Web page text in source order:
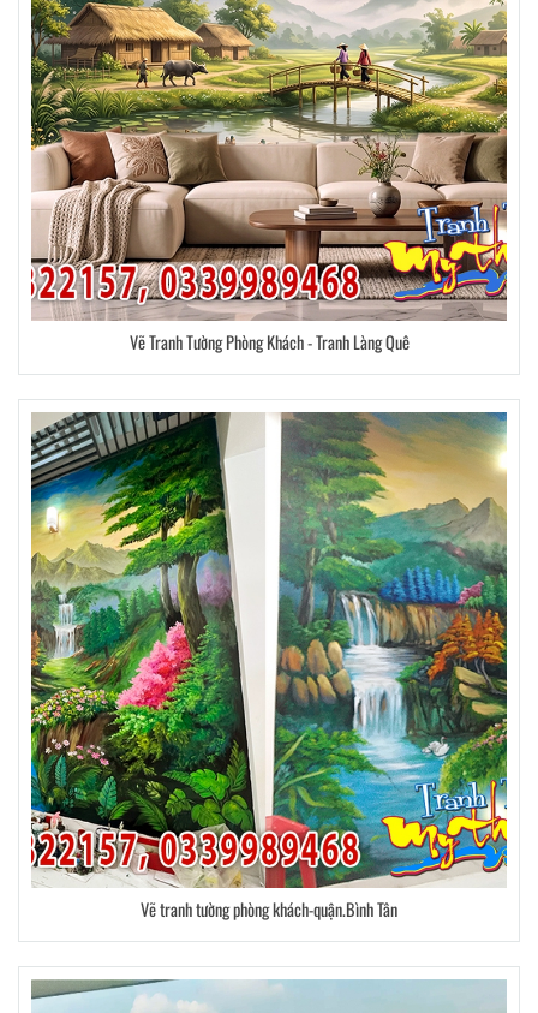
Vẽ Tranh Tường Phòng Khách - Tranh Làng Quê
Vẽ tranh tường phòng khách-quận.Bình Tân